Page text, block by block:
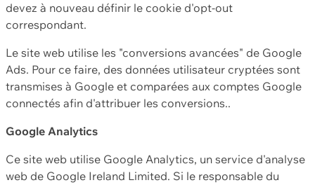
devez à nouveau définir le cookie d'opt-out
correspondant.
Le site web utilise les "conversions avancées" de Google
Ads. Pour ce faire, des données utilisateur cryptées sont
transmises à Google et comparées aux comptes Google
connectés afin d'attribuer les conversions..
Google Analytics
Ce site web utilise Google Analytics, un service d'analyse
web de Google Ireland Limited. Si le responsable du